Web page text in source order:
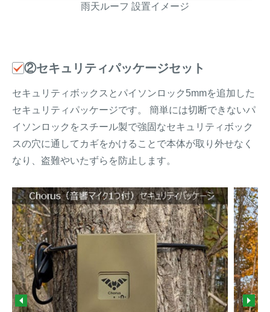
雨天ルーフ 設置イメージ
②セキュリティパッケージセット
セキュリティボックスとパイソンロック5mmを追加した
セキュリティパッケージです。 簡単には切断できないパ
イソンロックをスチール製で強固なセキュリティボック
スの穴に通してカギをかけることで本体が取り外せなく
なり、盗難やいたずらを防止します。